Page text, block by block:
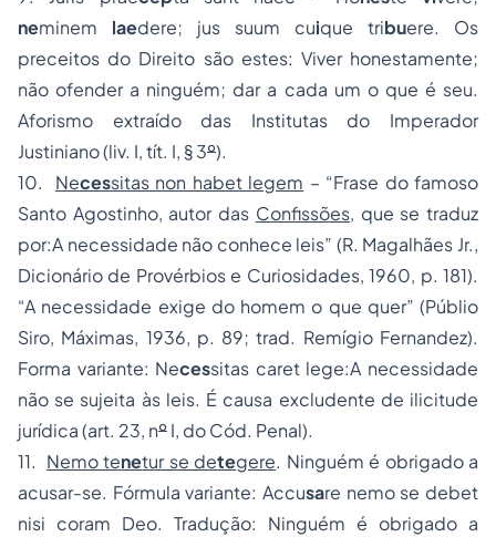
neminem laedere; jus suum cuique tribuere. Os
preceitos do Direito são estes: Viver honestamente;
não ofender a ninguém; dar a cada um o que é seu.
Aforismo extraído das Institutas do Imperador
Justiniano (liv. I, tít. I, § 3º).
10. Necessitas non habet legem – “Frase do famoso
Santo Agostinho, autor das Confissões, que se traduz
por:A necessidade não conhece leis” (R. Magalhães Jr.,
Dicionário de Provérbios e Curiosidades, 1960, p. 181).
“A necessidade exige do homem o que quer” (Públio
Siro, Máximas, 1936, p. 89; trad. Remígio Fernandez).
Forma variante: Necessitas caret lege:A necessidade
não se sujeita às leis. É causa excludente de ilicitude
jurídica (art. 23, nºI, do Cód. Penal).
11. Nemo tenetur se detegere. Ninguém é obrigado a
acusar-se. Fórmula variante: Accusare nemo se debet
nisi coram Deo. Tradução: Ninguém é obrigado a